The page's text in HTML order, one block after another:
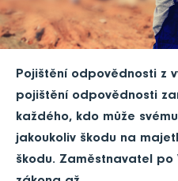
Pojištění odpovědnosti z
pojištění odpovědnosti
každého, kdo může
jakoukoliv škodu na
škodu. Zaměstnavatel po